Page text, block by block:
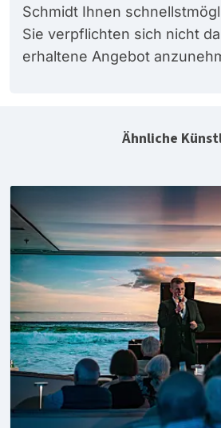
Schmidt Ihnen
Sie verpflichten sich nicht
erhaltene Angebot
Ähnliche